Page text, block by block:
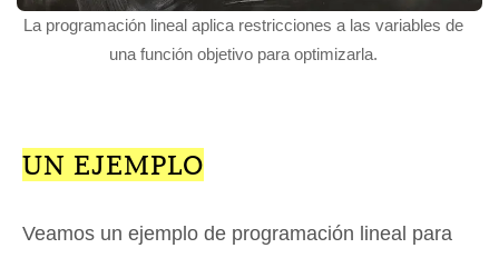
La programación lineal aplica restricciones a las variables de
una función objetivo para optimizarla.
UN EJEMPLO
Veamos un ejemplo de programación lineal para